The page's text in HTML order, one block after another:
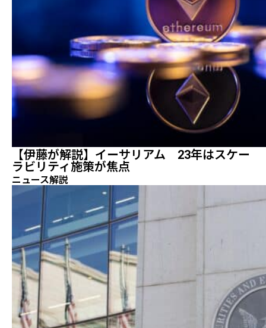
【伊藤が解説】イーサリアム 23年はスケー
ラビリティ施策が焦点
ニュース解説